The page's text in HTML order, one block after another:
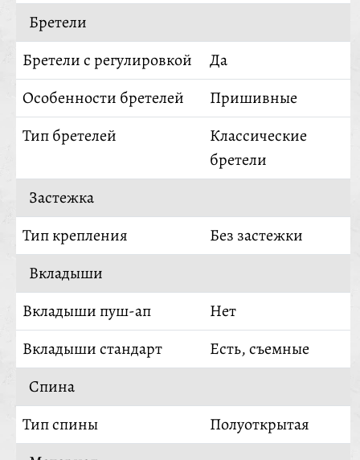
Бретели
Бретели с регулировкой
Да
Особенности бретелей
Пришивные
Тип бретелей
Классические
бретели
Застежка
Тип крепления
Без застежки
Вкладыши
Вкладыши пуш-ап
Нет
Вкладыши стандарт
Есть, съемные
Спина
Тип спины
Полуоткрытая